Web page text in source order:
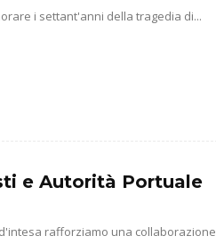
i settant'anni della tragedia di...
e Autorità Portuale
rafforziamo una collaborazione